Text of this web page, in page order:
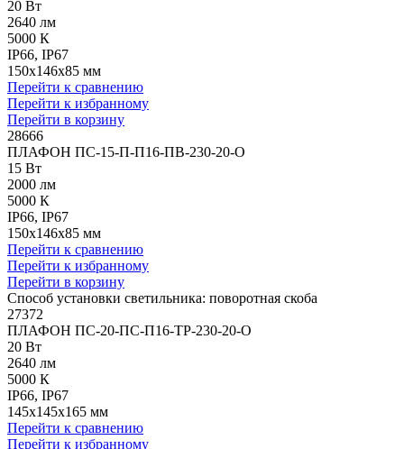
20 Вт
2640 лм
5000 К
IP66, IP67
150x146x85 мм
Перейти к сравнению
Перейти к избранному
Перейти в корзину
28666
ПЛАФОН ПС-15-П-П16-ПВ-230-20-О
15 Вт
2000 лм
5000 К
IP66, IP67
150x146x85 мм
Перейти к сравнению
Перейти к избранному
Перейти в корзину
Способ установки светильника: поворотная скоба
27372
ПЛАФОН ПС-20-ПС-П16-ТР-230-20-О
20 Вт
2640 лм
5000 К
IP66, IP67
145x145x165 мм
Перейти к сравнению
Перейти к избранному